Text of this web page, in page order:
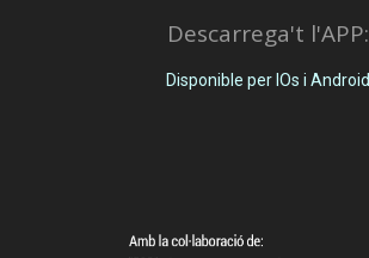
Descarrega't l'APP:
Disponible per IOs i Android